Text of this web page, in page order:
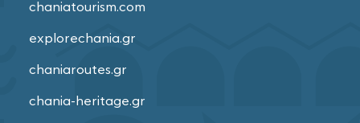
chaniatourism.com
explorechania.gr
chaniaroutes.gr
chania-heritage.gr